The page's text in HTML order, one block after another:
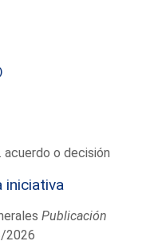
o decisión
iniciativa
Publicación
2026